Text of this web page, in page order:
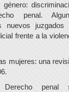
penal.
nuevos juzgados
frente a la
mujeres: una
Derecho penal